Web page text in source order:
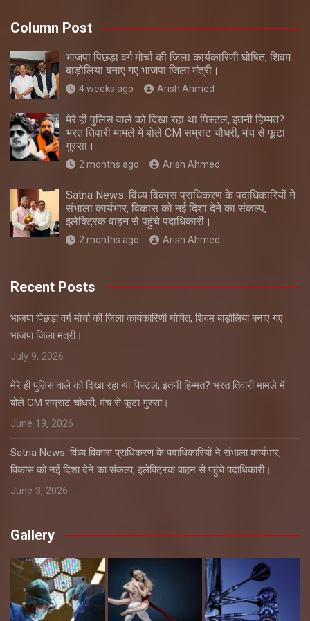
Column Post
भाजपा पिछड़ा वर्ग मोर्चा की जिला कार्यकारिणी घोषित, शिवम
बाड़ोलिया बनाए गए भाजपा जिला मंत्री।
4 weeks ago Arish Ahmed
मेरे ही पुलिस वाले को दिखा रहा था पिस्टल, इतनी हिम्मत?
भरत तिवारी मामले में बोले CM सम्राट चौधरी, मंच से फूटा
गुस्सा।
2 months ago Arish Ahmed
Satna News: विंध्य विकास प्राधिकरण के पदाधिकारियों ने
संभाला कार्यभार, विकास को नई दिशा देने का संकल्प,
इलेक्ट्रिक वाहन से पहुंचे पदाधिकारी।
2 months ago Arish Ahmed
Recent Posts
भाजपा पिछड़ा वर्ग मोर्चा की जिला कार्यकारिणी घोषित, शिवम बाड़ोलिया बनाए गए
भाजपा जिला मंत्री।
July 9, 2026
मेरे ही पुलिस वाले को दिखा रहा था पिस्टल, इतनी हिम्मत? भरत तिवारी मामले में
बोले CM सम्राट चौधरी, मंच से फूटा गुस्सा।
June 19, 2026
Satna News: विंध्य विकास प्राधिकरण के पदाधिकारियों ने संभाला कार्यभार,
विकास को नई दिशा देने का संकल्प, इलेक्ट्रिक वाहन से पहुंचे पदाधिकारी।
June 3, 2026
Gallery